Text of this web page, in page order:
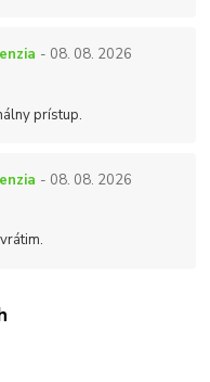
- 08. 08. 2026
prístup.
- 08. 08. 2026